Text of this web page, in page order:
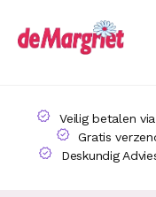
Veilig betalen
Gratis
Deskundig